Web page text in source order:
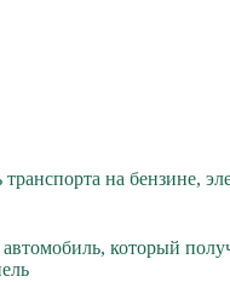
на бензине,
который